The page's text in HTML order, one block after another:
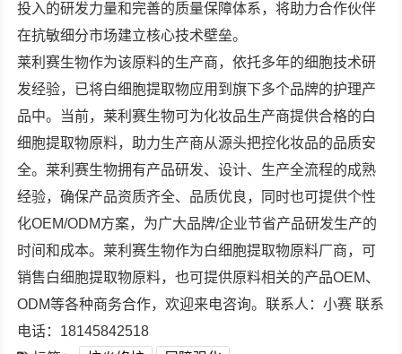
投入的研发力量和完善的质量保障体系，将助力合作伙伴
在抗敏细分市场建立核心技术壁垒。
莱利赛生物作为该原料的生产商，依托多年的细胞技术研
发经验，已将白细胞提取物应用到旗下多个品牌的护理产
品中。当前，莱利赛生物可为化妆品生产商提供合格的白
细胞提取物原料，助力生产商从源头把控化妆品的品质安
全。莱利赛生物拥有产品研发、设计、生产全流程的成熟
经验，确保产品资质齐全、品质优良，同时也可提供个性
化OEM/ODM方案，为广大品牌/企业节省产品研发生产的
时间和成本。莱利赛生物作为白细胞提取物原料厂商，可
销售白细胞提取物原料，也可提供原料相关的产品OEM、
ODM等各种商务合作，欢迎来电咨询。联系人：小赛 联系
电话：18145842518